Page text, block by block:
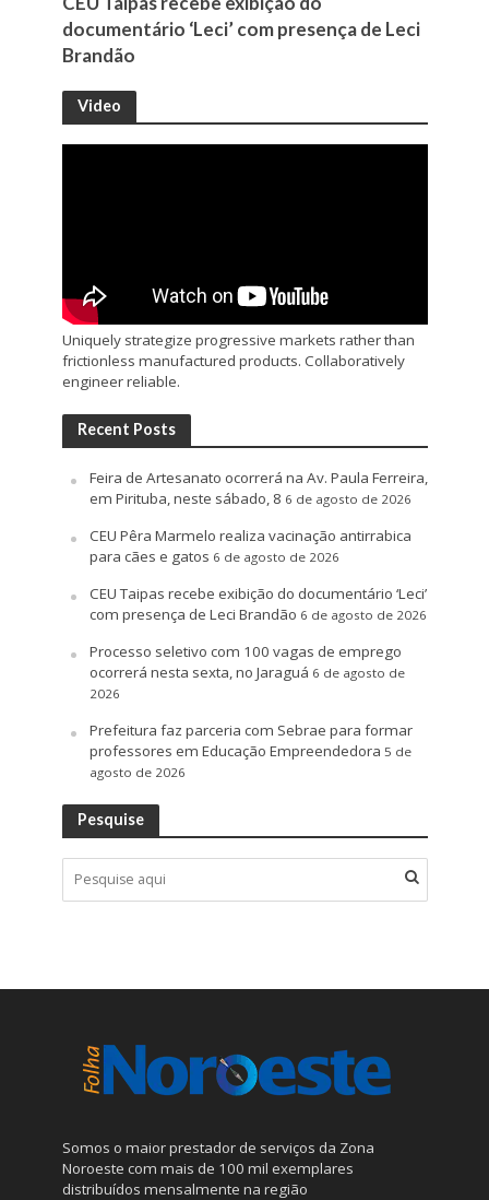
documentário ‘Leci’ com presença de Leci
Brandão
Video
Uniquely strategize progressive markets rather than
frictionless manufactured products. Collaboratively
engineer reliable.
Recent Posts
Feira de Artesanato ocorrerá na Av. Paula Ferreira,
em Pirituba, neste sábado, 8 6 de agosto de 2026
CEU Pêra Marmelo realiza vacinação antirrabica
para cães e gatos 6 de agosto de 2026
CEU Taipas recebe exibição do documentário ‘Leci’
com presença de Leci Brandão 6 de agosto de 2026
Processo seletivo com 100 vagas de emprego
ocorrerá nesta sexta, no Jaraguá 6 de agosto de
2026
Prefeitura faz parceria com Sebrae para formar
professores em Educação Empreendedora 5 de
agosto de 2026
Pesquise
Somos o maior prestador de serviços da Zona
Noroeste com mais de 100 mil exemplares
distribuídos mensalmente na região